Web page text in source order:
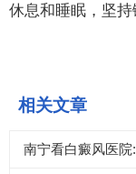
休息和睡眠，坚持
相关文章
南宁看白癜风医院